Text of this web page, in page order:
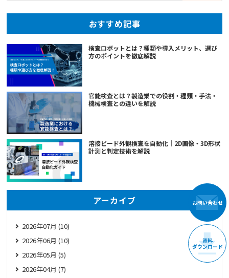
おすすめ記事
検査ロボットとは？種類や導入メリット、選び
方のポイントを徹底解説
官能検査とは？製造業での役割・種類・手法・
機械検査との違いを解説
溶接ビード外観検査を自動化｜2D画像・3D形状
計測と判定技術を解説
アーカイブ
2026年07月 (10)
2026年06月 (10)
2026年05月 (5)
2026年04月 (7)
お問い合わせ
資料
ダウンロード